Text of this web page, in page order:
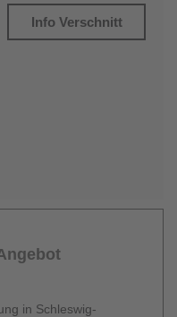
Info Verschnitt
in Schleswig-